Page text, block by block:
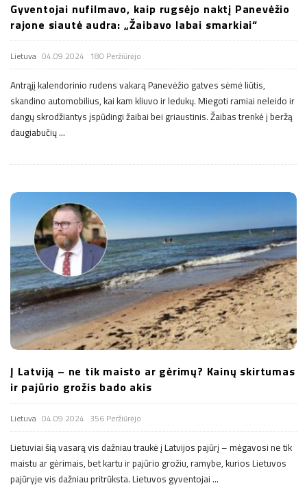
Gyventojai nufilmavo, kaip rugsėjo naktį Panevėžio
rajone siautė audra: „Žaibavo labai smarkiai“
Lietuva 04.09.2024 180 Peržiūrėjo
Antrąjį kalendorinio rudens vakarą Panevėžio gatves sėmė liūtis,
skandino automobilius, kai kam kliuvo ir ledukų. Miegoti ramiai neleido ir
dangų skrodžiantys įspūdingi žaibai bei griaustinis. Žaibas trenkė į beržą
daugiabučių…
Į Latviją – ne tik maisto ar gėrimų? Kainų skirtumas
ir pajūrio grožis bado akis
Lietuva 04.09.2024 356 Peržiūrėjo
Lietuviai šią vasarą vis dažniau traukė į Latvijos pajūrį – mėgavosi ne tik
maistu ar gėrimais, bet kartu ir pajūrio grožiu, ramybe, kurios Lietuvos
pajūryje vis dažniau pritrūksta. Lietuvos gyventojai …